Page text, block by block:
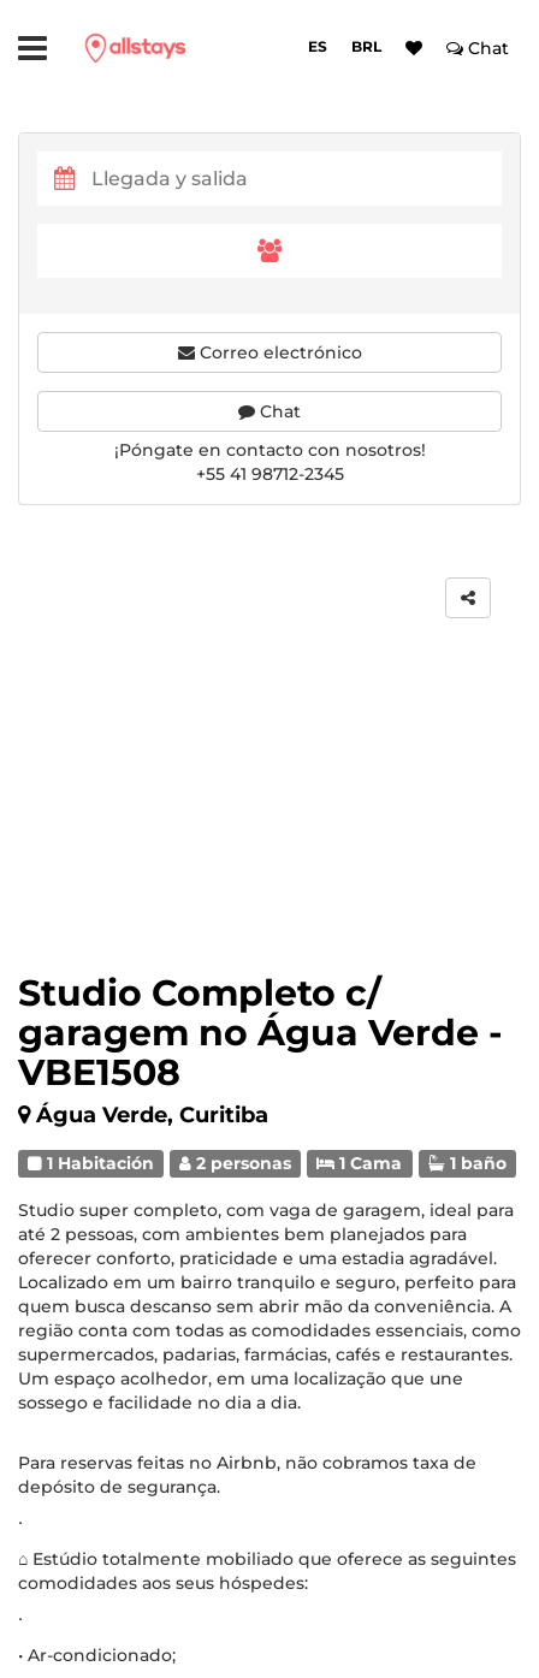
ES BRL Chat
Studio Completo c/
garagem no Água Verde -
VBE1508
Água Verde, Curitiba
1 Habitación 2 personas 1 Cama 1 baño
Studio super completo, com vaga de garagem, ideal para
até 2 pessoas, com ambientes bem planejados para
oferecer conforto, praticidade e uma estadia agradável.
Localizado em um bairro tranquilo e seguro, perfeito para
quem busca descanso sem abrir mão da conveniência. A
região conta com todas as comodidades essenciais, como
supermercados, padarias, farmácias, cafés e restaurantes.
Um espaço acolhedor, em uma localização que une
sossego e facilidade no dia a dia.
Para reservas feitas no Airbnb, não cobramos taxa de
depósito de segurança.
∙
⌂ Estúdio totalmente mobiliado que oferece as seguintes
comodidades aos seus hóspedes:
∙
• Ar-condicionado;
Correo electrónico
Chat
¡Póngate en contacto con nosotros!
+55 41 98712-2345